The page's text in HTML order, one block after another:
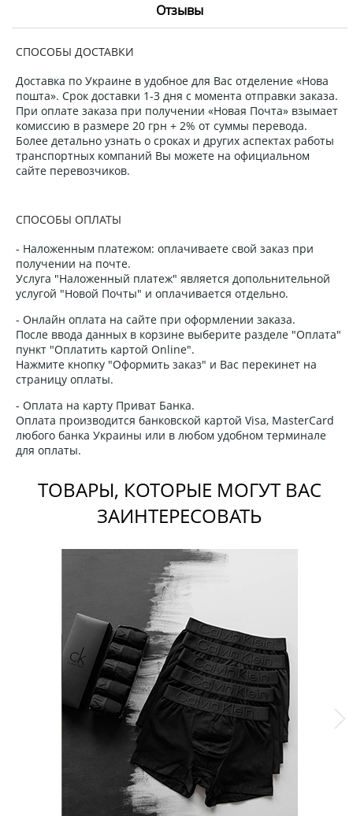
Отзывы
СПОСОБЫ ДОСТАВКИ
Доставка по Украине в удобное для Вас отделение «Нова
пошта». Срок доставки 1-3 дня с момента отправки заказа.
При оплате заказа при получении «Новая Почта» взымает
комиссию в размере 20 грн + 2% от суммы перевода.
Более детально узнать о сроках и других аспектах работы
транспортных компаний Вы можете на официальном
сайте перевозчиков.
СПОСОБЫ ОПЛАТЫ
- Наложенным платежом: оплачиваете свой заказ при
получении на почте.
Услуга "Наложенный платеж" является допольнительной
услугой "Новой Почты" и оплачивается отдельно.
- Онлайн оплата на сайте при оформлении заказа.
После ввода данных в корзине выберите разделе "Оплата"
пункт "Оплатить картой Online".
Нажмите кнопку "Оформить заказ" и Вас перекинет на
страницу оплаты.
- Оплата на карту Приват Банка.
Оплата производится банковской картой Visa, MasterCard
любого банка Украины или в любом удобном терминале
для оплаты.
ТОВАРЫ, КОТОРЫЕ МОГУТ ВАС
ЗАИНТЕРЕСОВАТЬ